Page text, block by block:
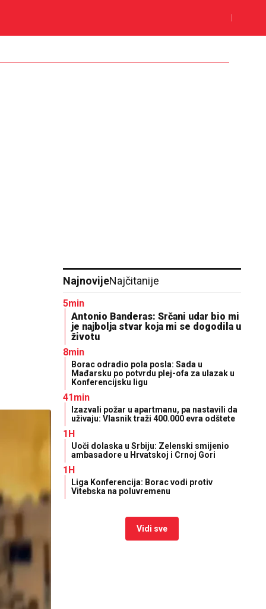
NajnovijeNajčitanije
5min
Antonio Banderas: Srčani udar bio mi
je najbolja stvar koja mi se dogodila u
životu
8min
Borac odradio pola posla: Sada u
Mađarsku po potvrdu plej-ofa za ulazak u
Konferencijsku ligu
41min
Izazvali požar u apartmanu, pa nastavili da
uživaju: Vlasnik traži 400.000 evra odštete
1H
Uoči dolaska u Srbiju: Zelenski smijenio
ambasadore u Hrvatskoj i Crnoj Gori
1H
Liga Konferencija: Borac vodi protiv
Vitebska na poluvremenu
Vidi sve